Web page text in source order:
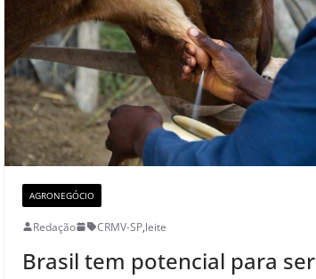
AGRONEGÓCIO
Redação CRMV-SP,leite
Brasil tem potencial para ser